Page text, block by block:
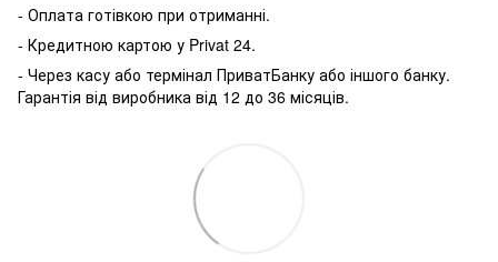
- Оплата готівкою при отриманні.
- Кредитною картою у Privat 24.
- Через касу або термінал ПриватБанку або іншого банку.
Гарантія від виробника від 12 до 36 місяців.